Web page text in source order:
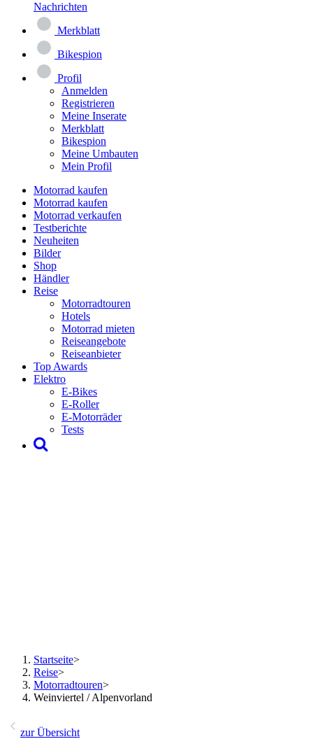
Nachrichten
Merkblatt
Bikespion
Profil
Anmelden
Registrieren
Meine Inserate
Merkblatt
Bikespion
Meine Umbauten
Mein Profil
Motorrad kaufen
Motorrad kaufen
Motorrad verkaufen
Testberichte
Neuheiten
Bilder
Shop
Händler
Reise
Motorradtouren
Hotels
Motorrad mieten
Reiseangebote
Reiseanbieter
Top Awards
Elektro
E-Bikes
E-Roller
E-Motorräder
Tests
Startseite>
Reise>
Motorradtouren>
Weinviertel / Alpenvorland
zur Übersicht